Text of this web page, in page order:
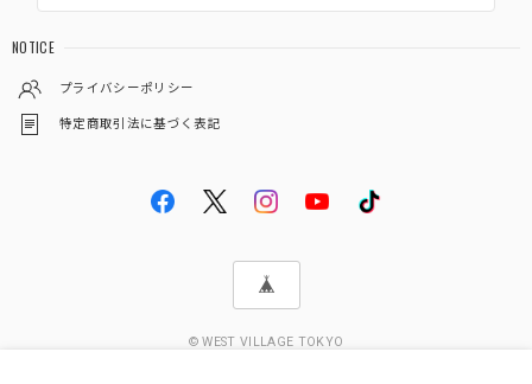
NOTICE
プライバシーポリシー
特定商取引法に基づく表記
© WEST VILLAGE TOKYO